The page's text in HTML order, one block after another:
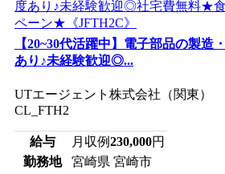
【20~30代活躍中】電子部品の製造
あり♪未経験歓迎◎...
UTエージェント株式会社（関東）
CL_FTH2
給与 月収例230,000円
勤務地
宮崎県 宮崎市